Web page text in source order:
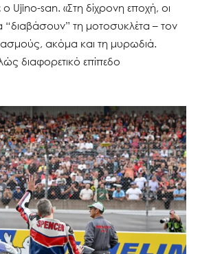
ο Ujino-san. «Στη δίχρονη εποχή, οι
“διαβάσουν” τη μοτοσυκλέτα – τον
ακόμα και τη μυρωδιά.
διαφορετικό επίπεδο